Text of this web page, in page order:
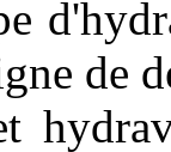
de